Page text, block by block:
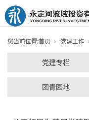
您当前位置:首页 党建工作
党建专栏
团青园地